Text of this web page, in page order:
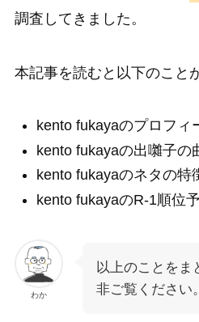
調査してきました。
本記事を読むと以下のこと
kento fukayaのプロフィ
kento fukayaの出囃子の
kento fukayaのネタの特
kento fukayaのR-1順位予
わか
以上のことをま
非ご覧ください。